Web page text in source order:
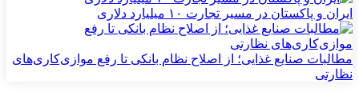
ایران و پاکستان در مسیر تجارت ۱۰ میلیارد دلاری
مطالبات صنایع غذایی؛ از اصلاح نظام بانکی تا رفع موازی‌کاری‌های
نظارتی